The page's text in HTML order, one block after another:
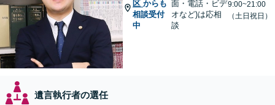
区 からも
相談受付
中
面・電話・ビデ
オなど)は応相
談
9:00~21:00
（土日祝日）
遺言執行者の選任